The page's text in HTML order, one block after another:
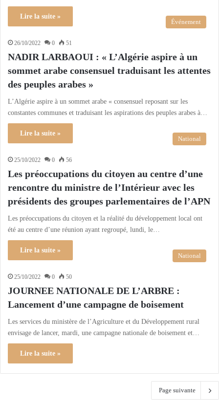
Lire la suite »
Événement
26/10/2022 0 51
NADIR LARBAOUI : « L’Algérie aspire à un
sommet arabe consensuel traduisant les attentes
des peuples arabes »
L’Algérie aspire à un sommet arabe « consensuel reposant sur les
constantes communes et traduisant les aspirations des peuples arabes à…
Lire la suite »
National
25/10/2022 0 56
Les préoccupations du citoyen au centre d’une
rencontre du ministre de l’Intérieur avec les
présidents des groupes parlementaires de l’APN
Les préoccupations du citoyen et la réalité du développement local ont
été au centre d’une réunion ayant regroupé, lundi, le…
Lire la suite »
National
25/10/2022 0 50
JOURNEE NATIONALE DE L’ARBRE :
Lancement d’une campagne de boisement
Les services du ministère de l’Agriculture et du Développement rural
envisage de lancer, mardi, une campagne nationale de boisement et…
Lire la suite »
Page suivante